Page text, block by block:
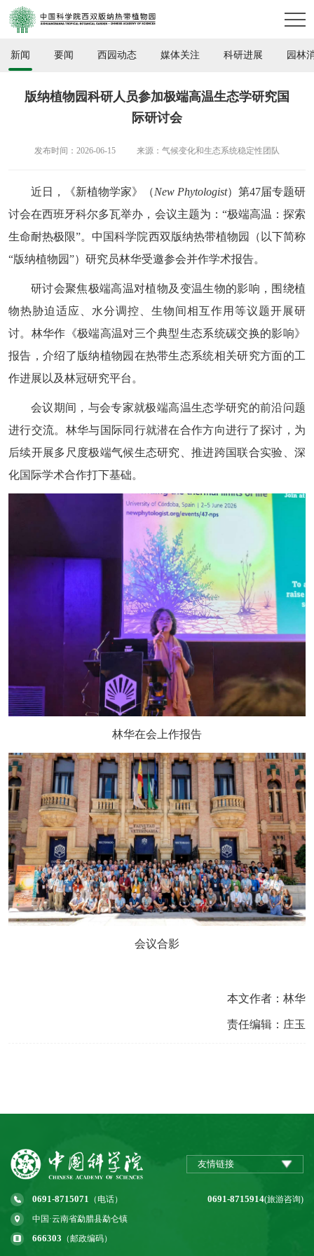
新闻 要闻 西园动态 媒体关注 科研进展 园林
版纳植物园科研人员参加极端高温生态学研究国
际研讨会
发布时间：2026-06-15 来源：气候变化和生态系统稳定性团队
近日，《新植物学家》（New Phytologist）第47届专题研
讨会在西班牙科尔多瓦举办，会议主题为：“极端高温：探索
生命耐热极限”。中国科学院西双版纳热带植物园（以下简称
“版纳植物园”）研究员林华受邀参会并作学术报告。
研讨会聚焦极端高温对植物及变温生物的影响，围绕植
物热胁迫适应、水分调控、生物间相互作用等议题开展研
讨。林华作《极端高温对三个典型生态系统碳交换的影响》
报告，介绍了版纳植物园在热带生态系统相关研究方面的工
作进展以及林冠研究平台。
会议期间，与会专家就极端高温生态学研究的前沿问题
进行交流。林华与国际同行就潜在合作方向进行了探讨，为
后续开展多尺度极端气候生态研究、推进跨国联合实验、深
化国际学术合作打下基础。
林华在会上作报告
会议合影
本文作者：林华
责任编辑：庄玉
友情链接
0691-8715071 （电话） 0691-8715914(旅游咨询)
中国·云南省勐腊县勐仑镇
666303 （邮政编码）